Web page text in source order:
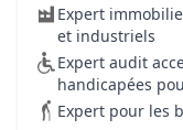
Expert
et industriels
Expert audit
handicapées
Expert pour les